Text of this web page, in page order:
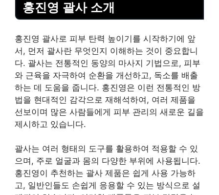
홍진영 괄사 소개
홍진영 괄사로 피부 탄력 높이기를 시작하기에 앞
서, 먼저 괄사란 무엇인지 이해하는 것이 중요합니
다. 괄사는 전통적인 동양의 마사지 기법으로, 피부
와 근육을 자극하여 순환을 개선하고, 독소를 배출
하는 데 도움을 줍니다. 홍진영은 이런 전통적인 방
법을 현대적인 감각으로 재해석하여, 여러 제품을
선보이며 많은 사람들에게 피부 관리의 새로운 길을
제시하고 있습니다.
괄사는 여러 형태의 도구를 활용하여 적용할 수 있
으며, 주로 얼굴과 몸의 다양한 부위에 사용됩니다.
홍진영이 추천하는 괄사 제품은 쉽게 사용 가능하
고, 일반인들도 손쉽게 응용할 수 있는 방식으로 설